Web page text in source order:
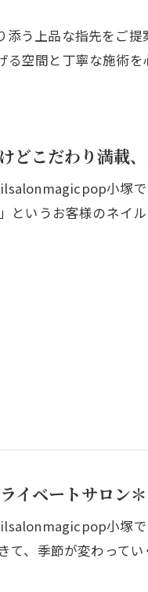
う上品な指先をご
空間と丁寧な施術
どこだわり満載
小塚
というお客様のネイ
イベートサロン
小塚
て、季節が変わって